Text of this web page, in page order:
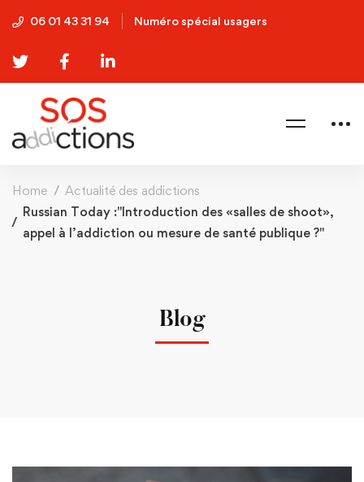
06 01 43 31 94 Numéro spécial usagers
Home
Actualité des addictions
Russian Today :"Introduction des «salles de shoot»,
appel à l’addiction ou mesure de santé publique ?"
Blog